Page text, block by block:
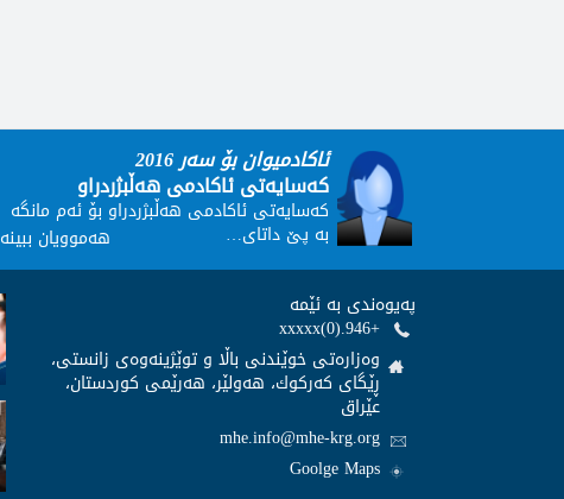
ئاکادمیوان بۆ سەر 2016
کەسایەتی ئاکادمی هەڵبژردراو
کەسایەتی ئاکادمی هەڵبژردراو بۆ ئەم مانگە
بە پێ داتای… هەموویان ببینە
پەيوەندى بە ئێمە
+946.(0)xxxxx
وەزارەتى خوێندنى باڵا و توێژینەوەى زانستى،
ڕێگاى كەركوك، هەولێر، هەرێمى كوردستان،
عێراق
mhe.info@mhe-krg.org
Goolge Maps